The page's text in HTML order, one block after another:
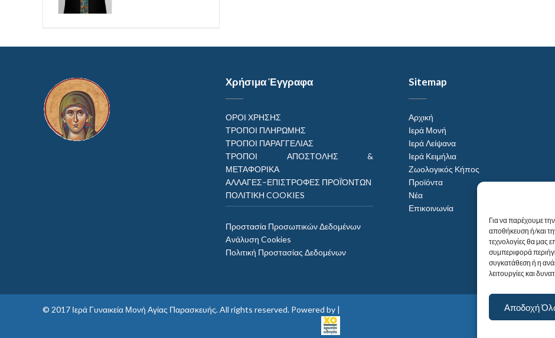
Για να παρέχουμε
αποθήκευση ή/και
τεχνολογίες θα μας
συμπεριφορά
συγκατάθεση ή η
λειτουργίες και
Αποδοχή
Χρήσιμα Έγγραφα
ΟΡΟΙ ΧΡΗΣΗΣ
ΤΡΟΠΟΙ ΠΛΗΡΩΜΗΣ
ΤΡΟΠΟΙ ΠΑΡΑΓΓΕΛΙΑΣ
ΤΡΟΠΟΙ ΑΠΟΣΤΟΛΗΣ &
ΜΕΤΑΦΟΡΙΚΑ
ΑΛΛΑΓΕΣ–ΕΠΙΣΤΡΟΦΕΣ ΠΡΟΪΌΝΤΩΝ
ΠΟΛΙΤΙΚΗ COOKIES
Προστασία Προσωπικών Δεδομένων
Aνάλυση Cookies
Πολιτική Προστασίας Δεδομένων
Sitemap
Αρχική
Ιερά Μονή
Ιερά Λείψανα
Ιερά Κειμήλια
Ζωολογικός Κήπος
Προϊόντα
Νέα
Επικοινωνία
© 2017 Ιερά Γυναικεία Μονή Αγίας Παρασκευής. All rights reserved. Powered by |